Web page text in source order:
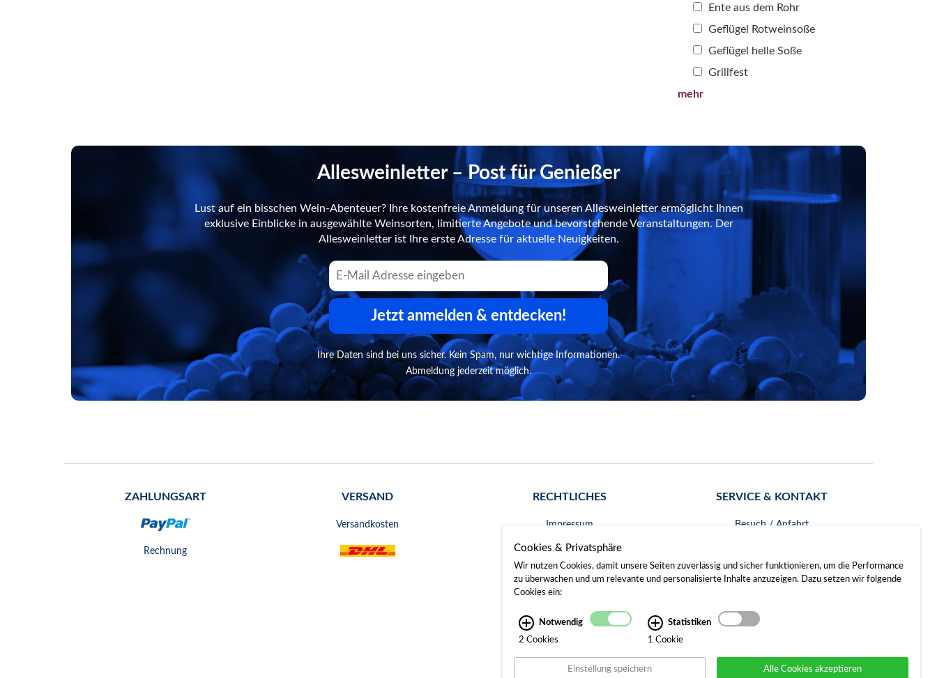
Ente aus dem Rohr
Geflügel Rotweinsoße
Geflügel helle Soße
Grillfest
mehr
Allesweinletter – Post für Genießer
Lust auf ein bisschen Wein-Abenteuer? Ihre kostenfreie Anmeldung für unseren Allesweinletter ermöglicht Ihnen
exklusive Einblicke in ausgewählte Weinsorten, limitierte Angebote und bevorstehende Veranstaltungen. Der
Allesweinletter ist Ihre erste Adresse für aktuelle Neuigkeiten.
Jetzt anmelden & entdecken!
Ihre Daten sind bei uns sicher. Kein Spam, nur wichtige Informationen.
Abmeldung jederzeit möglich.
ZAHLUNGSART
Rechnung
VERSAND
Versandkosten
RECHTLICHES
Impressum
AGB
Widerrufsrecht
Gerichtsstand
SERVICE & KONTAKT
Besuch / Anfahrt
Cookies & Privatsphäre
Wir nutzen Cookies, damit unsere Seiten zuverlässig und sicher funktionieren, um die Performance
zu überwachen und um relevante und personalisierte Inhalte anzuzeigen. Dazu setzen wir folgende
Cookies ein:
Notwendig
2 Cookies
Statistiken
1 Cookie
Einstellung speichern Alle Cookies akzeptieren